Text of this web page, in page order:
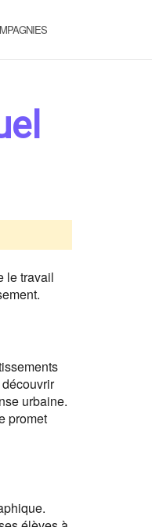
le travail
urbaine.
promet